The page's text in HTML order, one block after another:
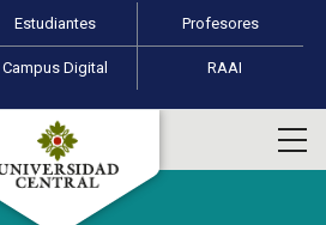
Estudiantes Profesores
Campus Digital RAAI